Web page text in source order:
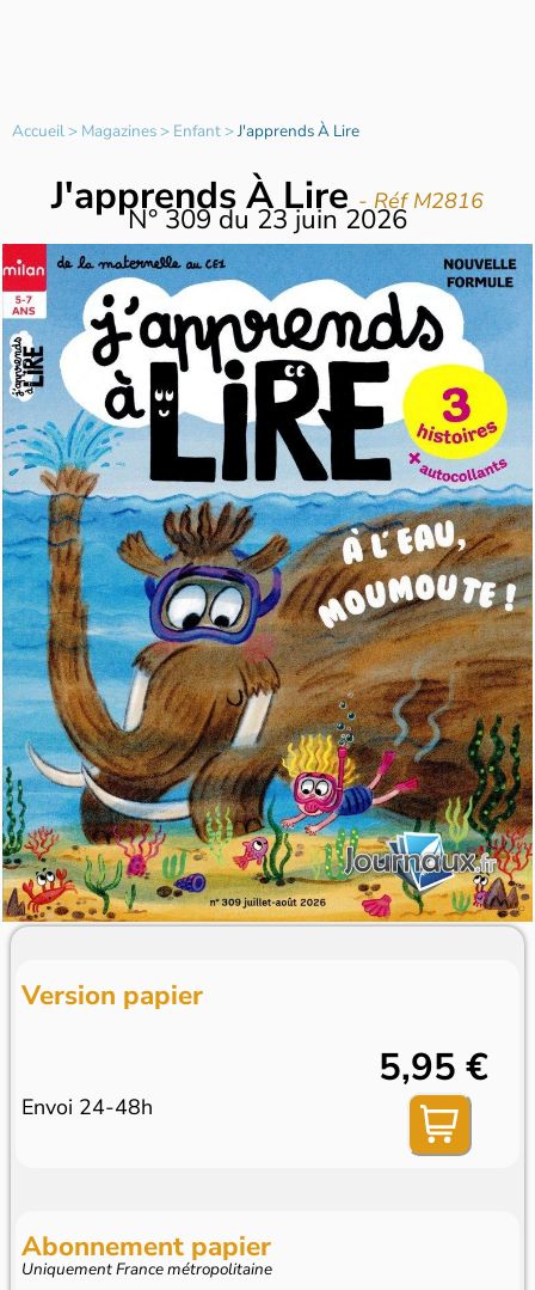
Accueil> Magazines> Enfant>J'apprends À Lire
J'apprends À Lire- Réf M2816
N°309du23 juin 2026
Version papier
Envoi 24-48h
5,95 €
Abonnement papier
Uniquement France métropolitaine